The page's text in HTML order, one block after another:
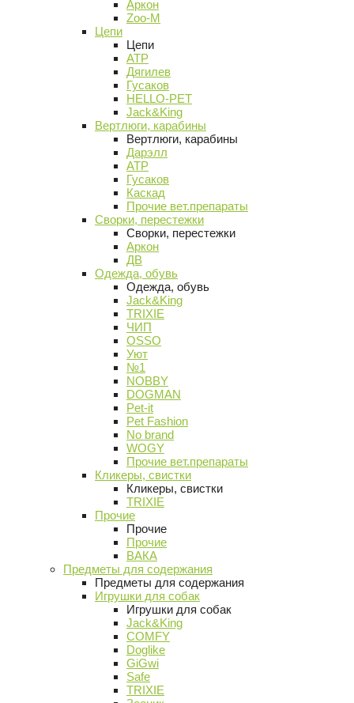
Аркон
Zoo-M
Цепи
Цепи
АТР
Дягилев
Гусаков
HELLO-PET
Jack&King
Вертлюги, карабины
Вертлюги, карабины
Дарэлл
АТР
Гусаков
Каскад
Прочие вет.препараты
Сворки, перестежки
Сворки, перестежки
Аркон
ДВ
Одежда, обувь
Одежда, обувь
Jack&King
TRIXIE
ЧИП
OSSO
Уют
№1
NOBBY
DOGMAN
Pet-it
Pet Fashion
No brand
WOGY
Прочие вет.препараты
Кликеры, свистки
Кликеры, свистки
TRIXIE
Прочие
Прочие
Прочие
ВАКА
Предметы для содержания
Предметы для содержания
Игрушки для собак
Игрушки для собак
Jack&King
COMFY
Doglike
GiGwi
Safe
TRIXIE